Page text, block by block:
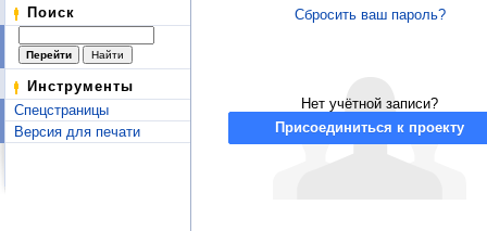
Поиск
Инструменты
Спецстраницы
Версия для печати
Сбросить ваш пароль?
Нет учётной записи?
Присоединиться к проекту